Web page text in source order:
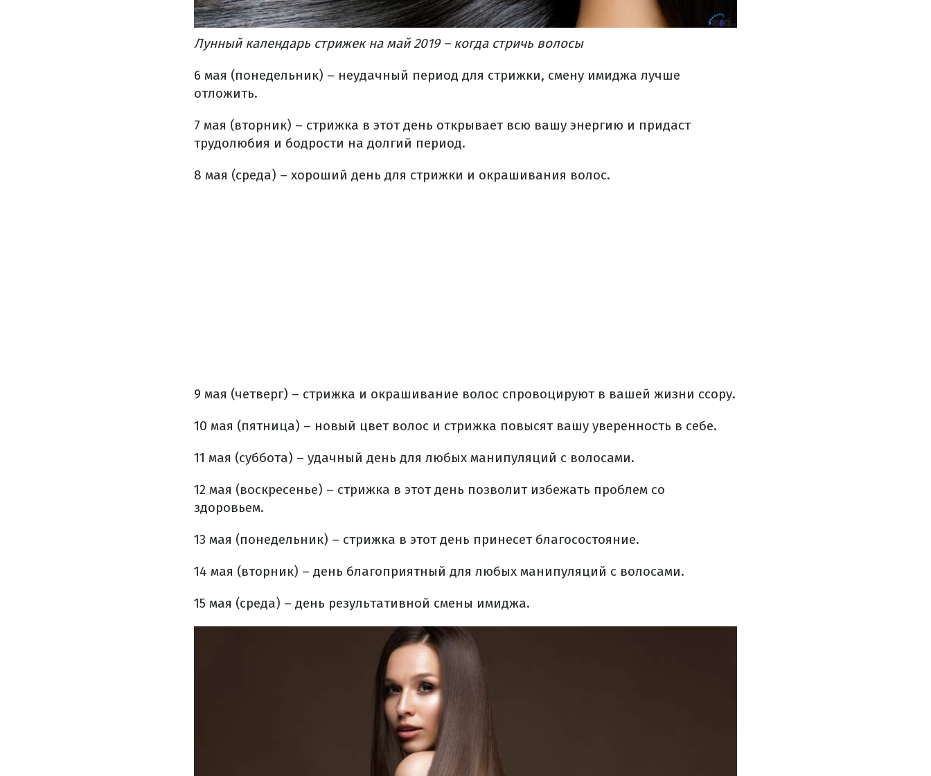
Лунный календарь стрижек на май 2019 – когда стричь волосы
6 мая (понедельник) – неудачный период для стрижки, смену имиджа лучше
отложить.
7 мая (вторник) – стрижка в этот день открывает всю вашу энергию и придаст
трудолюбия и бодрости на долгий период.
8 мая (среда) – хороший день для стрижки и окрашивания волос.
9 мая (четверг) – стрижка и окрашивание волос спровоцируют в вашей жизни ссору.
10 мая (пятница) – новый цвет волос и стрижка повысят вашу уверенность в себе.
11 мая (суббота) – удачный день для любых манипуляций с волосами.
12 мая (воскресенье) – стрижка в этот день позволит избежать проблем со
здоровьем.
13 мая (понедельник) – стрижка в этот день принесет благосостояние.
14 мая (вторник) – день благоприятный для любых манипуляций с волосами.
15 мая (среда) – день результативной смены имиджа.